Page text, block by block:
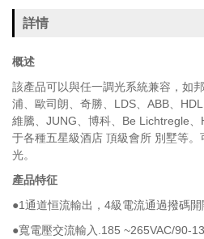
詳情
概述
該產品可以與任一調光系統兼容，如
浦、歐司朗、奇勝、LDS、ABB、
維騰、JUNG、博科、Be Lichtregle
于各種五星級酒店 頂級會所 別墅等
光。
產品特征
●1通道恒流輸出，4級電流通過撥碼開
●寬電壓交流輸入. 185 ~265VAC/90-